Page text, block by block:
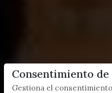
Consentimiento de
Gestiona el